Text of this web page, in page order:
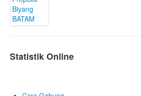
Statistik Online